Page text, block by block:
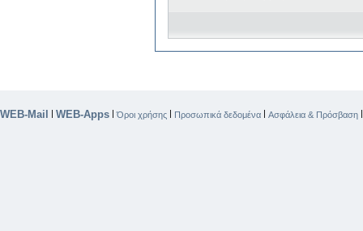
WEB-Mail | WEB-Apps |Όροι χρήσης | Προσωπικά δεδομένα | Ασφάλεια & Πρόσβαση